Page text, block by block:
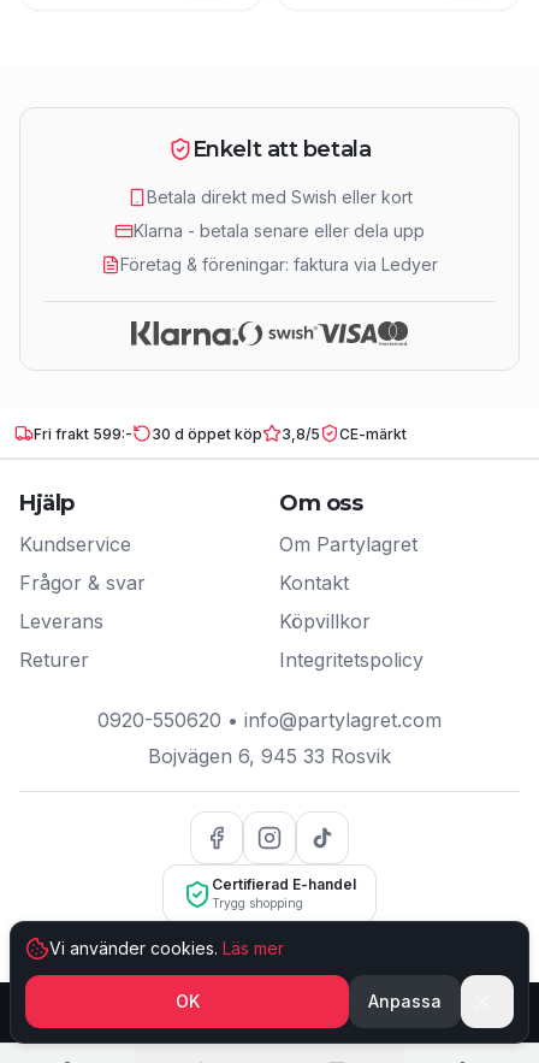
Vi använder cookies. Läs mer
OK Anpassa
Enkelt att betala
Betala direkt med Swish eller kort
Klarna - betala senare eller dela upp
Företag & föreningar: faktura via Ledyer
Fri frakt 599:- 30 d öppet köp 3,8/5 CE-märkt
Hjälp
Kundservice
Frågor & svar
Leverans
Returer
Om oss
Om Partylagret
Kontakt
Köpvillkor
Integritetspolicy
0920-550620 • info@partylagret.com
Bojvägen 6, 945 33 Rosvik
Certifierad E-handel
Trygg shopping